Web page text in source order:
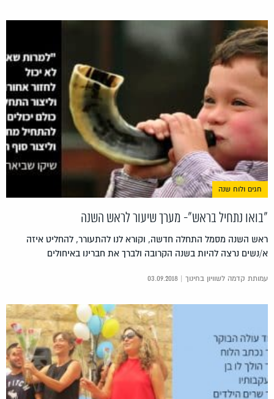
חגים ולוח שנה
"בואו נתחיל בראש"- מערך שיעור לראש השנה
ראש השנה מסמל התחלה חדשה, וקורא לנו להתעורר, להחליט איזה
א/נשים נרצה להיות בשנה הקרובה ולברך את חברינו באיחולים
עמותת קדמה לשוויון בחינוך | 03.09.2018